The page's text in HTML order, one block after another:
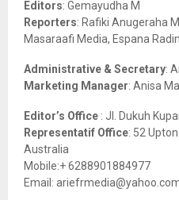
Editors: Gemayudha M
Reporters: Rafiki Anugeraha
Masaraafi Media, Espana
Administrative & Secretary:
Marketing Manager: Anisa
Editor’s Office : Jl. Dukuh
Representatif Office: 52
Australia
Mobile:+ 6288901884977
Email: